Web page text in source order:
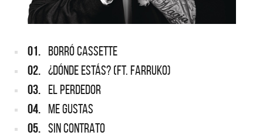
01. BORRÓ CASSETTE
02. ¿DÓNDE ESTÁS? (FT. FARRUKO)
03. EL PERDEDOR
04. ME GUSTAS
05. SIN CONTRATO